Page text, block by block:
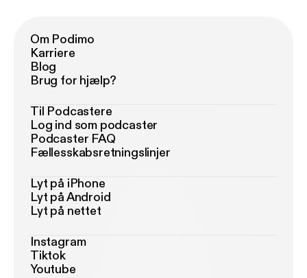
Om Podimo
Karriere
Blog
Brug for hjælp?
Til Podcastere
Log ind som podcaster
Podcaster FAQ
Fællesskabsretningslinjer
Lyt på iPhone
Lyt på Android
Lyt på nettet
Instagram
Tiktok
Youtube